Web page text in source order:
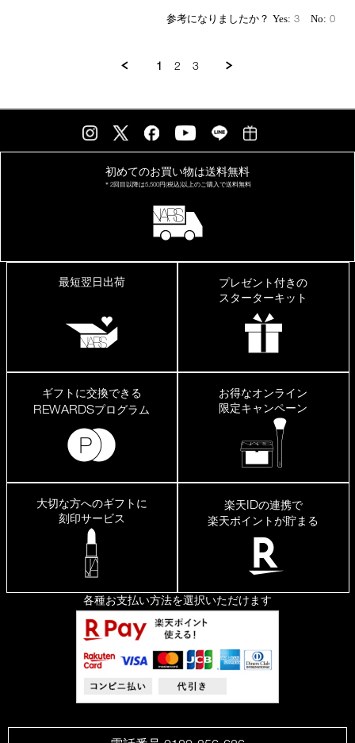
3 0
1 2 3
初めてのお買い物は送料無料
＊2回目以降は5,500円(税込)以上のご購入で送料無料
最短翌日出荷
プレゼント付きの
スターターキット
ギフトに交換できる
REWARDSプログラム
お得なオンライン
限定キャンペーン
大切な方へのギフトに
刻印サービス
楽天IDの連携で
楽天ポイントが貯まる
各種お支払い方法を選択いただけます